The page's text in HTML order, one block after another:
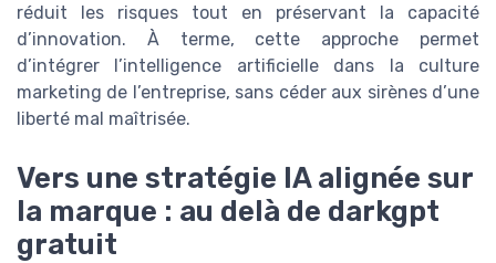
réduit les risques tout en préservant la capacité
d’innovation. À terme, cette approche permet
d’intégrer l’intelligence artificielle dans la culture
marketing de l’entreprise, sans céder aux sirènes d’une
liberté mal maîtrisée.
Vers une stratégie IA alignée sur
la marque : au delà de darkgpt
gratuit